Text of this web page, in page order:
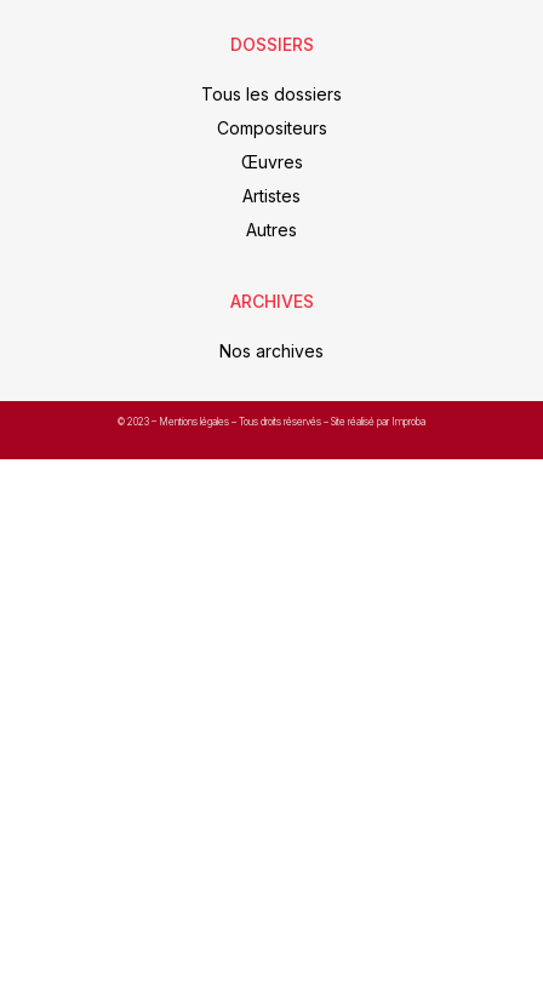
DOSSIERS
Tous les dossiers
Compositeurs
Œuvres
Artistes
Autres
ARCHIVES
Nos archives
© 2023 – Mentions légales – Tous droits réservés – Site réalisé par Improba